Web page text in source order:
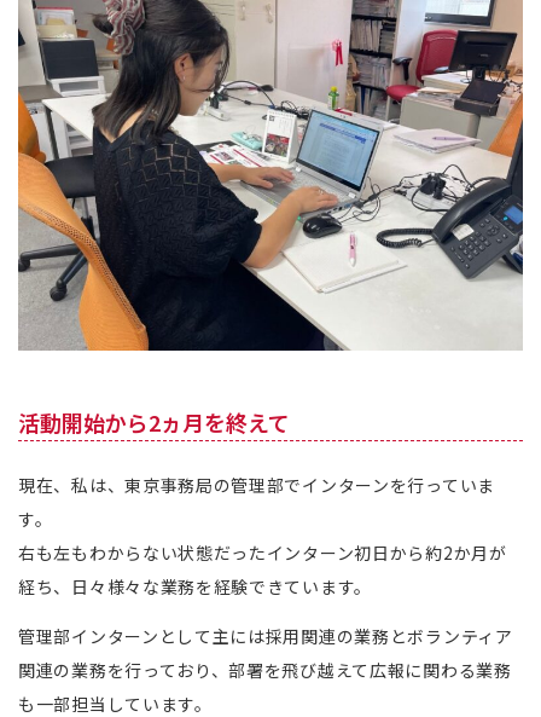
活動開始から2ヵ月を終えて
現在、私は、東京事務局の管理部でインターンを行っていま
す。
右も左もわからない状態だったインターン初日から約2か月が
経ち、日々様々な業務を経験できています。
管理部インターンとして主には採用関連の業務とボランティア
関連の業務を行っており、部署を飛び越えて広報に関わる業務
も一部担当しています。